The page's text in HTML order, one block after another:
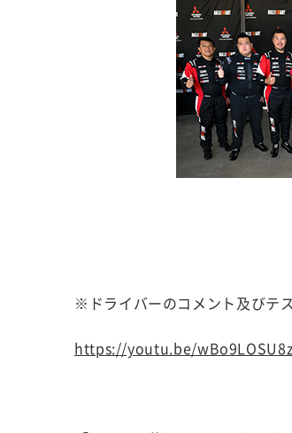
※ドライバーのコメント及びテ
https://youtu.be/